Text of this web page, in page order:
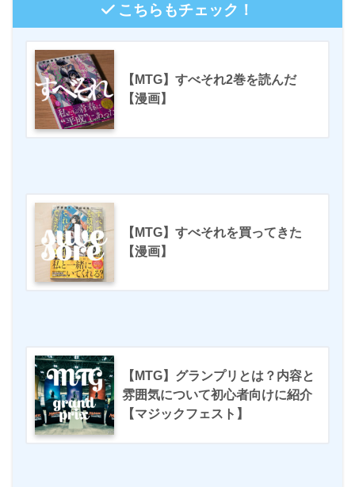
こちらもチェック！
【MTG】すべそれ2巻を読んだ
【漫画】
【MTG】すべそれを買ってきた
【漫画】
【MTG】グランプリとは？内容と
雰囲気について初心者向けに紹介
【マジックフェスト】